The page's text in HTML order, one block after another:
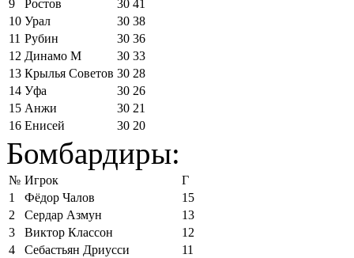
9
Ростов 30 41
10 Урал 30 38
11 Рубин 30 36
12 Динамо М 30 33
13 Крылья Советов 30 28
14 Уфа 30 26
15 Анжи 30 21
16 Енисей 30 20
Бомбардиры:
№ Игрок
Г
1
Фёдор Чалов
15
2
Сердар Азмун
13
3
Виктор Классон
12
4
Себастьян Дриусси
11